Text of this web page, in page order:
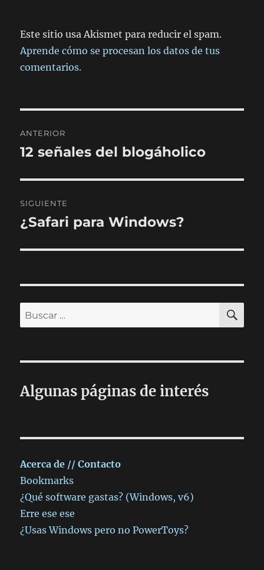
Este sitio usa Akismet para reducir el spam.
Aprende cómo se procesan los datos de tus
comentarios.
de
ANTERIOR
Entrada
12 señales del blogáholico
SIGUIENTE
Entrada
¿Safari para Windows?
Buscar
por:
Algunas páginas de interés
Acerca de // Contacto
Bookmarks
¿Qué software gastas? (Windows, v6)
Erre ese ese
¿Usas Windows pero no PowerToys?